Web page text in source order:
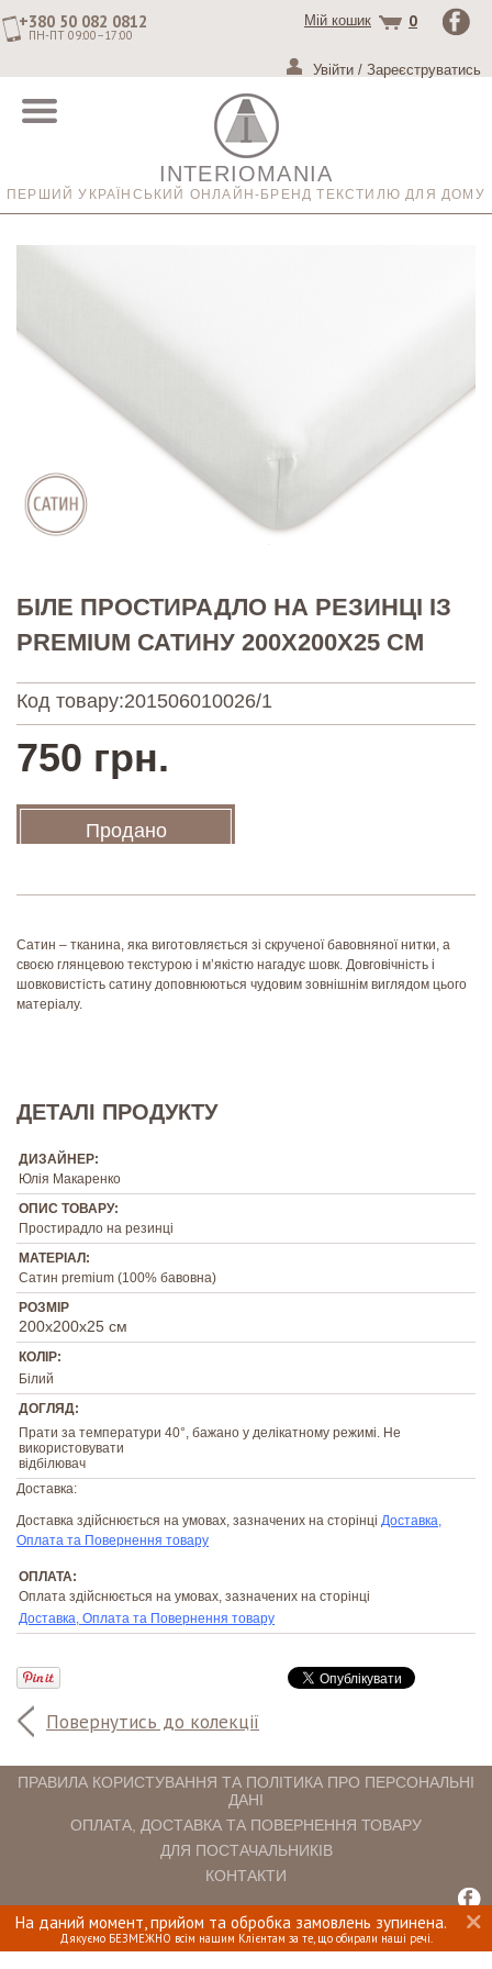
+380 50 082 0812
ПН-ПТ 09:00–17:00
Мій кошик 0
Увійти / Зареєструватись
На даний момент, прийом та обробка замовлень зупинена.
Дякуємо БЕЗМЕЖНО всім нашим Клієнтам за те, що обирали наші речі.
INTERIOMANIA
ПЕРШИЙ УКРАЇНСЬКИЙ ОНЛАЙН-БРЕНД ТЕКСТИЛЮ ДЛЯ ДОМУ
БІЛЕ ПРОСТИРАДЛО НА РЕЗИНЦІ ІЗ
PREMIUM САТИНУ 200Х200Х25 СМ
Код товару:201506010026/1
750 грн.
Продано
Повернутись до колекції
Сатин – тканина, яка виготовляється зі скрученої бавовняної нитки, а
своєю глянцевою текстурою і м’якістю нагадує шовк. Довговічність і
шовковистість сатину доповнюються чудовим зовнішнім виглядом цього
матеріалу.
ДЕТАЛІ ПРОДУКТУ
ДИЗАЙНЕР:
Юлія Макаренко
ОПИС ТОВАРУ:
Простирадло на резинці
МАТЕРІАЛ:
Сатин premium (100% бавовна)
РОЗМІР
200х200х25 см
КОЛІР:
Білий
ДОГЛЯД:
Прати за температури 40°, бажано у делікатному режимі. Не
використовувати
відбілювач
Доставка:
Доставка здійснюється на умовах, зазначених на сторінці Доставка,
Оплата та Повернення товару
ОПЛАТА:
Оплата здійснюється на умовах, зазначених на сторінці
Доставка, Оплата та Повернення товару
ПРАВИЛА КОРИСТУВАННЯ ТА ПОЛІТИКА ПРО ПЕРСОНАЛЬНІ
ДАНІ
ОПЛАТА, ДОСТАВКА ТА ПОВЕРНЕННЯ ТОВАРУ
ДЛЯ ПОСТАЧАЛЬНИКІВ
КОНТАКТИ
INTERIOMANIA © 2018. ВСІ ПРАВА ЗАХИЩЕНІ.